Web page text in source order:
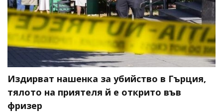
Издирват нашенка за убийство в Гърция,
тялото на приятеля й е открито във
фризер